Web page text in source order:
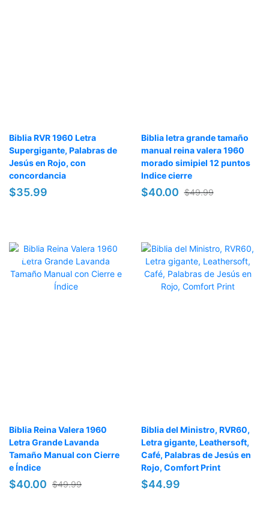
Biblia RVR 1960 Letra
Supergigante, Palabras de
Jesús en Rojo, con
concordancia
$35.99
Biblia letra grande tamaño
manual reina valera 1960
morado simipiel 12 puntos
Indice cierre
$40.00 $49.99
OFERTA
Biblia Reina Valera 1960
Letra Grande Lavanda
Tamaño Manual con Cierre
e Índice
$40.00 $49.99
Biblia del Ministro, RVR60,
Letra gigante, Leathersoft,
Café, Palabras de Jesús en
Rojo, Comfort Print
$44.99